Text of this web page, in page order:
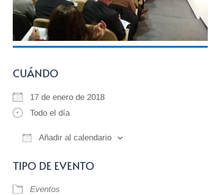
CUÁNDO
17 de enero de 2018
Todo el día
Añadir al calendario
TIPO DE EVENTO
Eventos